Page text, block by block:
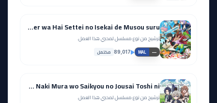
Hell Mode: Yarikomizuki no Gamer wa Hai Settei no Isekai de Musou suru
ترشيح من نوع مسلسل لمحبي هذا العمل.
MAL —
89,017 مكتمل
Okiraku Ryoushu no Tanoshii Ryouchi Bouei: Seisankei Majutsu de Na mo Naki Mura wo Saikyou no Jousai Toshi ni
ترشيح من نوع مسلسل لمحبي هذا العمل.